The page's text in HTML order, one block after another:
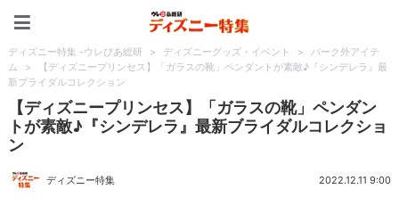
ディズニー特集 -ウレぴあ総研 > ディズニーグッズ・イベント >
パーク外アイテ
ム
>
【ディズニープリンセス】「ガラスの靴」ペンダントが素敵♪『シンデレラ』最
新ブライダルコレクション
【ディズニープリンセス】「ガラスの靴」ペンダン
トが素敵♪『シンデレラ』最新ブライダルコレクショ
ン
ディズニー特集 2022.12.11 9:00